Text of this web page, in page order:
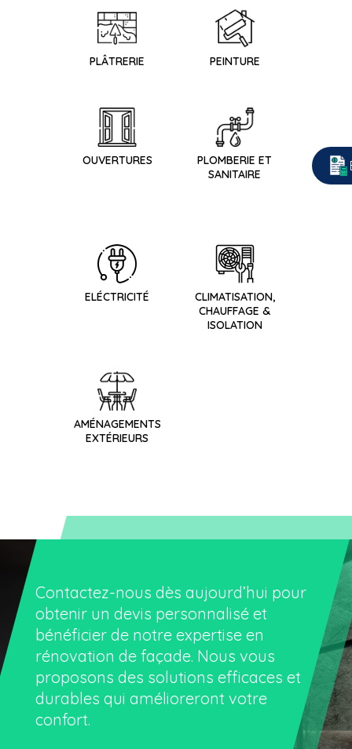
PLÂTRERIE PEINTURE
OUVERTURES
PLOMBERIE ET
SANITAIRE
ELÉCTRICITÉ
CLIMATISATION,
CHAUFFAGE &
ISOLATION
AMÉNAGEMENTS
EXTÉRIEURS
Contactez-nous dès aujourd’hui pour
obtenir un devis personnalisé et
bénéficier de notre expertise en
rénovation de façade. Nous vous
proposons des solutions efficaces et
durables qui amélioreront votre
confort.